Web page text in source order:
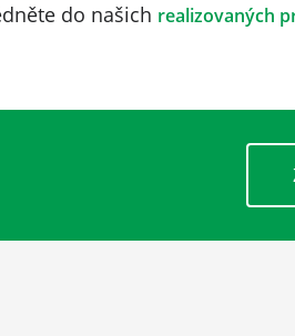
do našich realizovaných